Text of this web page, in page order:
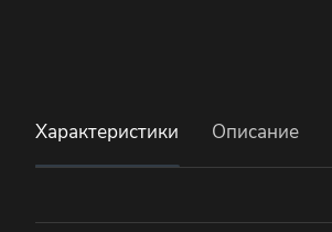
Характеристики Описание